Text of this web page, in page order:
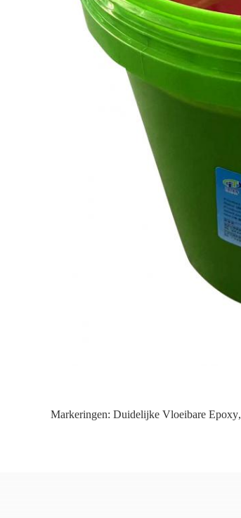
Markeringen: Duidelijke Vloeibare Epoxy,